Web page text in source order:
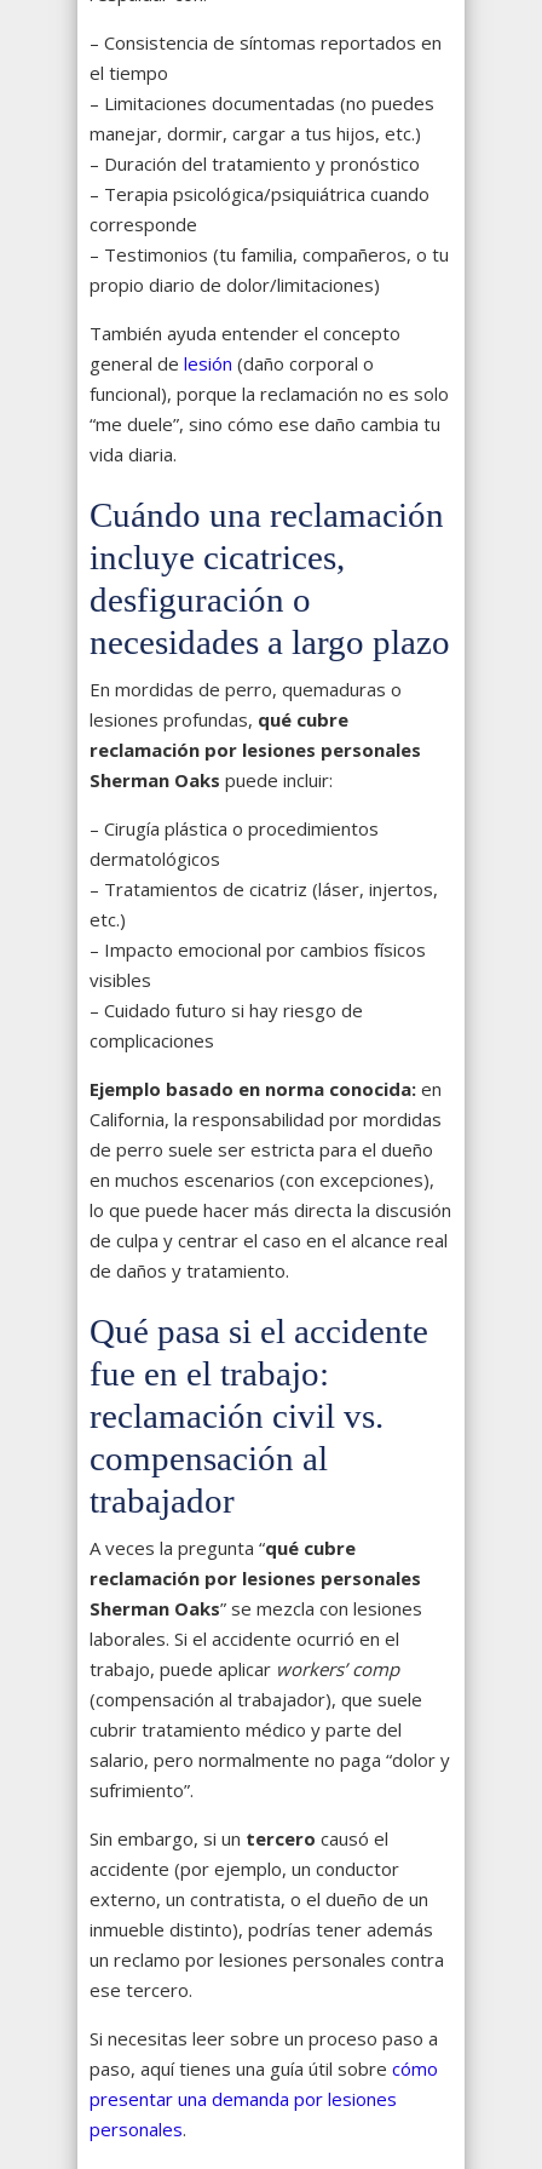
– Consistencia de síntomas reportados en
el tiempo
– Limitaciones documentadas (no puedes
manejar, dormir, cargar a tus hijos, etc.)
– Duración del tratamiento y pronóstico
– Terapia psicológica/psiquiátrica cuando
corresponde
– Testimonios (tu familia, compañeros, o tu
propio diario de dolor/limitaciones)
También ayuda entender el concepto
general de lesión (daño corporal o
funcional), porque la reclamación no es solo
“me duele”, sino cómo ese daño cambia tu
vida diaria.
Cuándo una reclamación
incluye cicatrices,
desfiguración o
necesidades a largo plazo
En mordidas de perro, quemaduras o
lesiones profundas, qué cubre
reclamación por lesiones personales
Sherman Oaks puede incluir:
– Cirugía plástica o procedimientos
dermatológicos
– Tratamientos de cicatriz (láser, injertos,
etc.)
– Impacto emocional por cambios físicos
visibles
– Cuidado futuro si hay riesgo de
complicaciones
Ejemplo basado en norma conocida: en
California, la responsabilidad por mordidas
de perro suele ser estricta para el dueño
en muchos escenarios (con excepciones),
lo que puede hacer más directa la discusión
de culpa y centrar el caso en el alcance real
de daños y tratamiento.
Qué pasa si el accidente
fue en el trabajo:
reclamación civil vs.
compensación al
trabajador
A veces la pregunta “qué cubre
reclamación por lesiones personales
Sherman Oaks” se mezcla con lesiones
laborales. Si el accidente ocurrió en el
trabajo, puede aplicar workers’ comp
(compensación al trabajador), que suele
cubrir tratamiento médico y parte del
salario, pero normalmente no paga “dolor y
sufrimiento”.
Sin embargo, si un tercero causó el
accidente (por ejemplo, un conductor
externo, un contratista, o el dueño de un
inmueble distinto), podrías tener además
un reclamo por lesiones personales contra
ese tercero.
Si necesitas leer sobre un proceso paso a
paso, aquí tienes una guía útil sobre cómo
presentar una demanda por lesiones
personales.